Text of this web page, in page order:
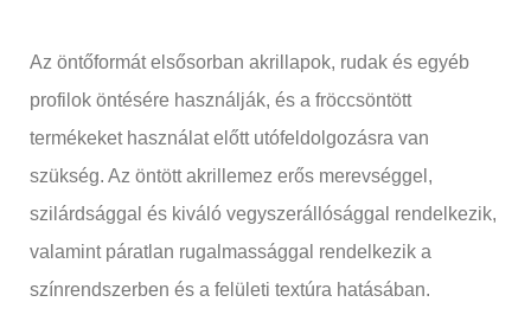
Az öntőformát elsősorban akrillapok, rudak és egyéb
profilok öntésére használják, és a fröccsöntött
termékeket használat előtt utófeldolgozásra van
szükség. Az öntött akrillemez erős merevséggel,
szilárdsággal és kiváló vegyszerállósággal rendelkezik,
valamint páratlan rugalmassággal rendelkezik a
színrendszerben és a felületi textúra hatásában.